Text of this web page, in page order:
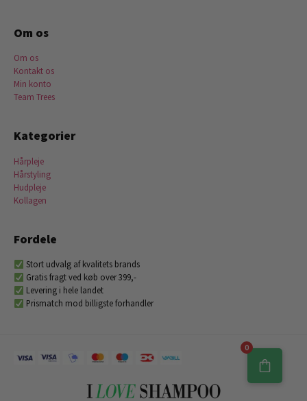
Om os
Om os
Kontakt os
Min konto
Team Trees
Kategorier
Hårpleje
Hårstyling
Hudpleje
Kollagen
Fordele
Stort udvalg af kvalitets brands
Gratis fragt ved køb over 399,-
Levering i hele landet
Prismatch mod billigste forhandler
0